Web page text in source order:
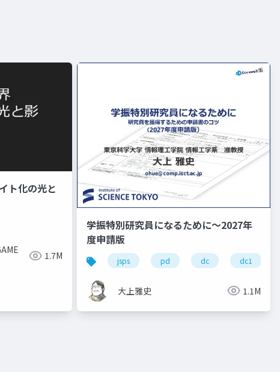
キャリア
ト化の光と
1.7M
学振特別研究員になるために～2027年
度申請版
jsps pd dc dc1
大上雅史 1.1M